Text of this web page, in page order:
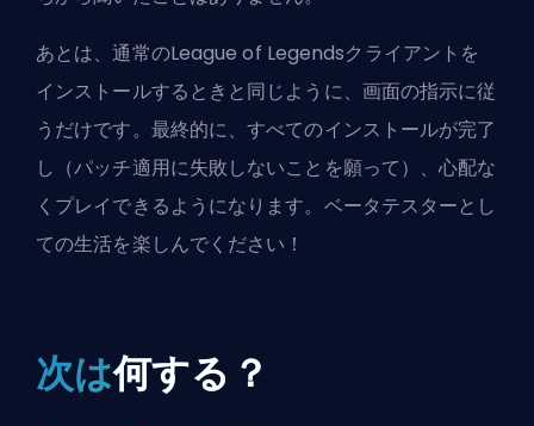
あとは、通常のLeague of Legendsクライアントを
インストールするときと同じように、画面の指示に従
うだけです。最終的に、すべてのインストールが完了
し（パッチ適用に失敗しないことを願って）、心配な
くプレイできるようになります。ベータテスターとし
ての生活を楽しんでください！
次は何する？